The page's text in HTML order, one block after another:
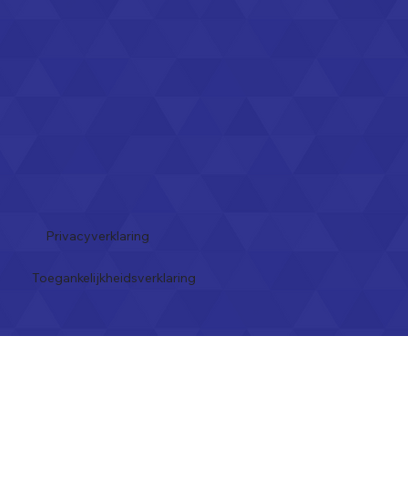
Privacyverklaring
Toegankelijkheidsverklaring